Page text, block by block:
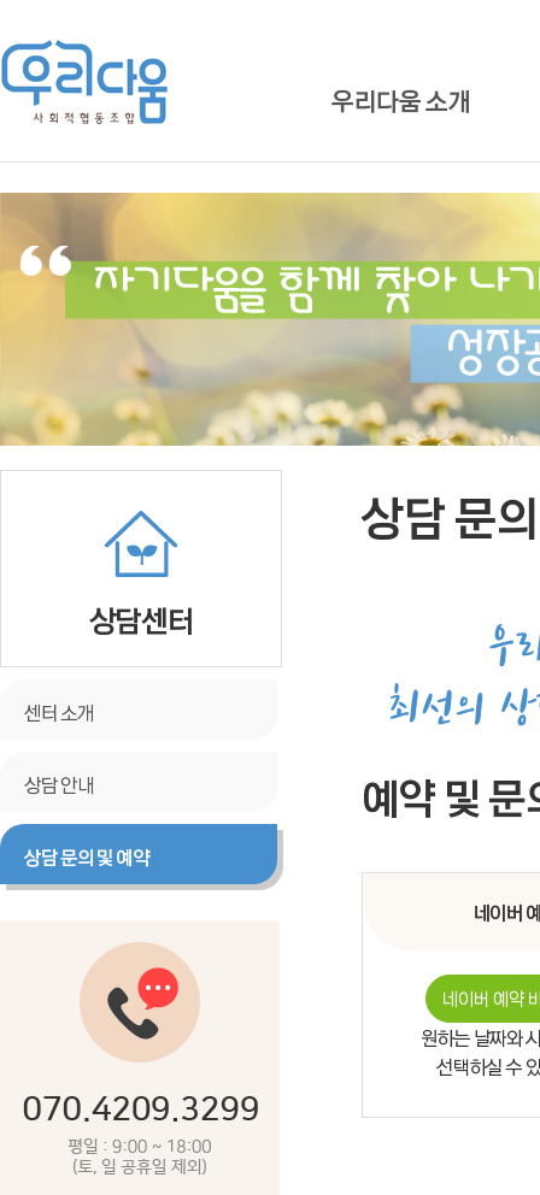
우리다움 소개
상담센터
센터 소개
상담 안내
상담 문의 및 예약
상담 문
우
최선의
예약 및
네이버
원하는 날짜와
선택하실 수